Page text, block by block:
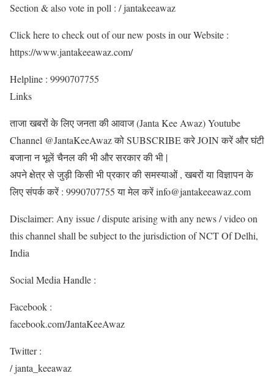
Section & also vote in poll : / jantakeeawaz
Click here to check out of our new posts in our Website :
https://www.jantakeeawaz.com/
Helpline : 9990707755
Links
ताजा खबरों के लिए जनता की आवाज (Janta Kee Awaz) Youtube
Channel @JantaKeeAwaz को SUBSCRIBE करे JOIN करें और घंटी
बजाना न भूलें चैनल की भी और सरकार की भी |
अपने क्षेत्र से जुड़ी किसी भी प्रकार की समस्याओं , खबरों या विज्ञापन के
लिए संपर्क करें : 9990707755 या मेल करें info@jantakeeawaz.com
Disclaimer: Any issue / dispute arising with any news / video on
this channel shall be subject to the jurisdiction of NCT Of Delhi,
India
Social Media Handle :
Facebook :
facebook.com/JantaKeeAwaz
Twitter :
/ janta_keeawaz